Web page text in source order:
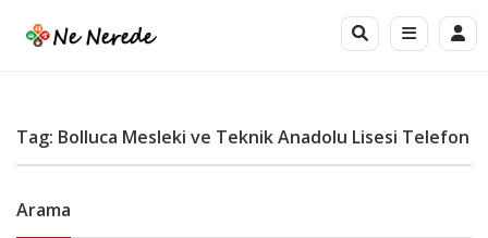
Tag: Bolluca Mesleki ve Teknik Anadolu Lisesi Telefon
Arama